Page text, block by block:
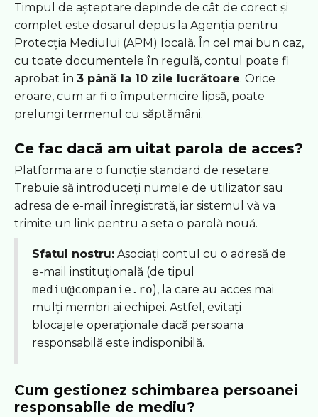
Timpul de așteptare depinde de cât de corect și
complet este dosarul depus la Agenția pentru
Protecția Mediului (APM) locală. În cel mai bun caz,
cu toate documentele în regulă, contul poate fi
aprobat în 3 până la 10 zile lucrătoare. Orice
eroare, cum ar fi o împuternicire lipsă, poate
prelungi termenul cu săptămâni.
Ce fac dacă am uitat parola de acces?
Platforma are o funcție standard de resetare.
Trebuie să introduceți numele de utilizator sau
adresa de e-mail înregistrată, iar sistemul vă va
trimite un link pentru a seta o parolă nouă.
Sfatul nostru: Asociați contul cu o adresă de
e-mail instituțională (de tipul
mediu@companie.ro), la care au acces mai
mulți membri ai echipei. Astfel, evitați
blocajele operaționale dacă persoana
responsabilă este indisponibilă.
Cum gestionez schimbarea persoanei
responsabile de mediu?